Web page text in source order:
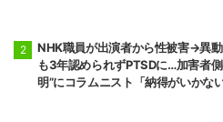
NHK職員が出演者から性被害→異
も3年認められずPTSDに…加害者側
明”にコラムニスト「納得がいかな